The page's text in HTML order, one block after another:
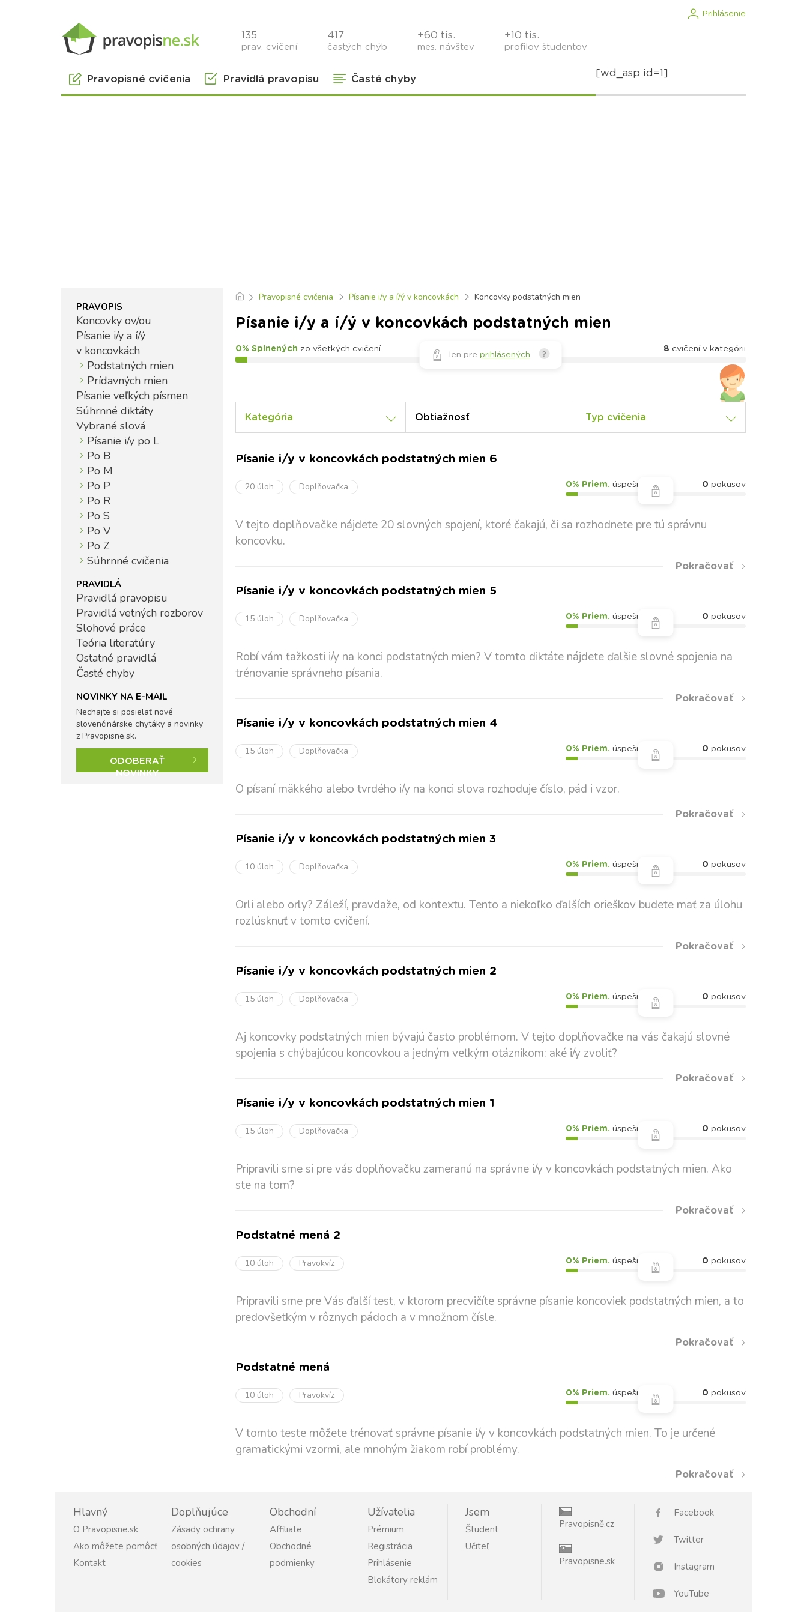
Prihlásenie
135
prav. cvičení
417
častých chýb
+60 tis.
mes. návštev
+10 tis.
profilov študentov
Pravopisné cvičenia Pravidlá pravopisu Časté chyby
[wd_asp id=1]
PRAVOPIS
Koncovky ov/ou
Písanie i/y a í/ý
v koncovkách
Podstatných mien
Prídavných mien
Písanie veľkých písmen
Súhrnné diktáty
Vybrané slová
Písanie i/y po L
Po B
Po M
Po P
Po R
Po S
Po V
Po Z
Súhrnné cvičenia
PRAVIDLÁ
Pravidlá pravopisu
Pravidlá vetných rozborov
Slohové práce
Teória literatúry
Ostatné pravidlá
Časté chyby
NOVINKY NA E-MAIL
Nechajte si posielať nové
slovenčinárske chytáky a novinky
z Pravopisne.sk.
ODOBERAŤ
NOVINKY
Pravopisné cvičenia Písanie i/y a í/ý v koncovkách Koncovky podstatných mien
Písanie i/y a í/ý v koncovkách podstatných mien
0% Splnených zo všetkých cvičení 8 cvičení v kategórii
len pre prihlásených ?
Kategória Obtiažnosť Typ cvičenia
Písanie i/y v koncovkách podstatných mien 6
20 úloh Doplňovačka 0% Priem. úspešnosť 0 pokusov
V tejto doplňovačke nájdete 20 slovných spojení, ktoré čakajú, či sa rozhodnete pre tú správnu
koncovku.
Pokračovať
Písanie i/y v koncovkách podstatných mien 5
15 úloh Doplňovačka 0% Priem. úspešnosť 0 pokusov
Robí vám ťažkosti i/y na konci podstatných mien? V tomto diktáte nájdete ďalšie slovné spojenia na
trénovanie správneho písania.
Pokračovať
Písanie i/y v koncovkách podstatných mien 4
15 úloh Doplňovačka 0% Priem. úspešnosť 0 pokusov
O písaní mäkkého alebo tvrdého i/y na konci slova rozhoduje číslo, pád i vzor.
Pokračovať
Písanie i/y v koncovkách podstatných mien 3
10 úloh Doplňovačka 0% Priem. úspešnosť 0 pokusov
Orli alebo orly? Záleží, pravdaže, od kontextu. Tento a niekoľko ďalších orieškov budete mať za úlohu
rozlúsknuť v tomto cvičení.
Pokračovať
Písanie i/y v koncovkách podstatných mien 2
15 úloh Doplňovačka 0% Priem. úspešnosť 0 pokusov
Aj koncovky podstatných mien bývajú často problémom. V tejto doplňovačke na vás čakajú slovné
spojenia s chýbajúcou koncovkou a jedným veľkým otáznikom: aké i/y zvoliť?
Pokračovať
Písanie i/y v koncovkách podstatných mien 1
15 úloh Doplňovačka 0% Priem. úspešnosť 0 pokusov
Pripravili sme si pre vás doplňovačku zameranú na správne i/y v koncovkách podstatných mien. Ako
ste na tom?
Pokračovať
Podstatné mená 2
10 úloh Pravokvíz 0% Priem. úspešnosť 0 pokusov
Pripravili sme pre Vás ďalší test, v ktorom precvičíte správne písanie koncoviek podstatných mien, a to
predovšetkým v rôznych pádoch a v množnom čísle.
Pokračovať
Podstatné mená
10 úloh Pravokvíz 0% Priem. úspešnosť 0 pokusov
V tomto teste môžete trénovať správne písanie i/y v koncovkách podstatných mien. To je určené
gramatickými vzormi, ale mnohým žiakom robí problémy.
Pokračovať
Hlavný
O Pravopisne.sk
Ako môžete pomôcť
Kontakt
Doplňujúce
Zásady ochrany
osobných údajov /
cookies
Obchodní
Affiliate
Obchodné
podmienky
Užívatelia
Prémium
Registrácia
Prihlásenie
Blokátory reklám
Jsem
Študent
Učiteľ
Pravopisně.cz
Pravopisne.sk
Facebook
Twitter
Instagram
YouTube